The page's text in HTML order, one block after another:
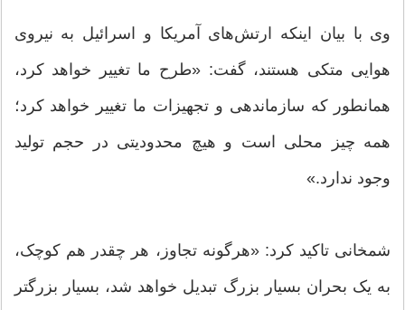
وی با بیان اینکه ارتش‌های آمریکا و اسرائیل به نیروی
هوایی متکی هستند، گفت: «طرح ما تغییر خواهد کرد،
همانطور که سازماندهی و تجهیزات ما تغییر خواهد کرد؛
همه چیز محلی است و هیچ محدودیتی در حجم تولید
وجود ندارد.»
شمخانی تاکید کرد: «هرگونه تجاوز، هر چقدر هم کوچک،
به یک بحران بسیار بزرگ تبدیل خواهد شد، بسیار بزرگتر